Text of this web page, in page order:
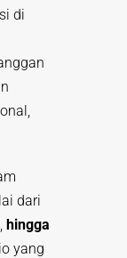
di
dari
, hingga
yang